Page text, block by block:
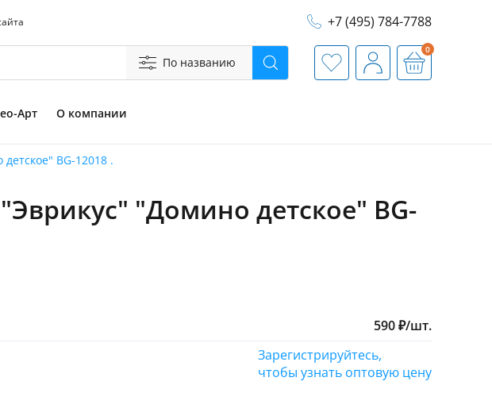
+7 (495) 784-7788
По названию Поиск ИзбранноеПрофильКорзина
0
Арт О компании
BG-12018 .
"Домино детское" BG-
590₽/шт.
Зарегистрируйтесь,
чтобы узнать оптовую цену